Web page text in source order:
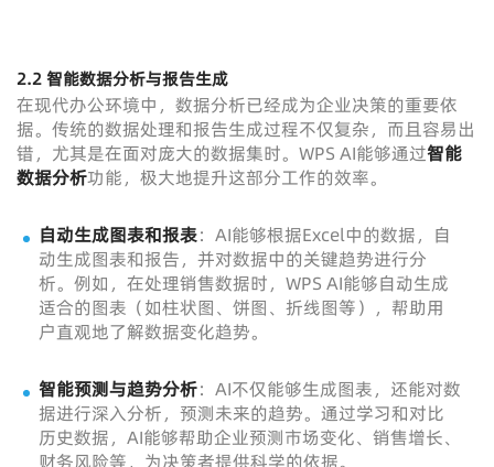
2.2智能数据分析与报告生成
在现代办公环境中，数据分析已经成为企业决策的重要依
据。传统的数据处理和报告生成过程不仅复杂，而且容易出
错，尤其是在面对庞大的数据集时。WPS AI能够通过智能
数据分析功能，极大地提升这部分工作的效率。
自动生成图表和报表：AI能够根据Excel中的数据，自
动生成图表和报告，并对数据中的关键趋势进行分
析。例如，在处理销售数据时，WPS AI能够自动生成
适合的图表（如柱状图、饼图、折线图等），帮助用
户直观地了解数据变化趋势。
智能预测与趋势分析：AI不仅能够生成图表，还能对数
据进行深入分析，预测未来的趋势。通过学习和对比
历史数据，AI能够帮助企业预测市场变化、销售增长、
财务风险等，为决策者提供科学的依据。